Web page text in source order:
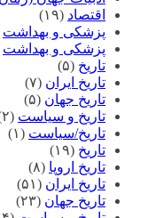
اقتصاد (۱۹)
پزشکی و بهداشت
پزشکی و بهداشت
تاریخ (۵)
تاریخ ایران (۷)
تاریخ جهان (۵)
تاریخ و سیاست (۲)
تاریخ/سیاست (۱)
تاریخ (۱۹)
تاریخ اروپا (۸)
تاریخ ایران (۵۱)
تاریخ جهان (۲۳)